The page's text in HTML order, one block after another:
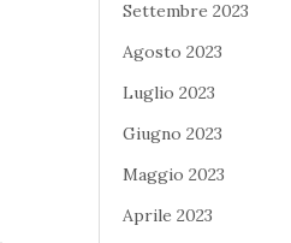
Settembre 2023
Agosto 2023
Luglio 2023
Giugno 2023
Maggio 2023
Aprile 2023